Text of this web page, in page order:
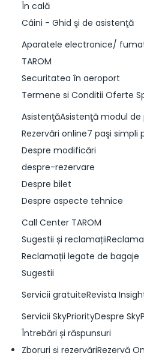
În cală
Câini - Ghid şi de asistenţă
Aparatele electronice/
TAROM
Securitatea în aeroport
Termene si Conditii Oferte
AsistenţăAsistenţă modul de
Rezervări online7 paşi simpli
Despre modificări
despre-rezervare
Despre bilet
Despre aspecte tehnice
Call Center TAROM
Sugestii și
Reclamații legate de bagaje
Sugestii
Servicii gratuiteRevista
Servicii SkyPriorityDespre
Întrebări și răspunsuri
Zboruri şi rezervăriRezervă